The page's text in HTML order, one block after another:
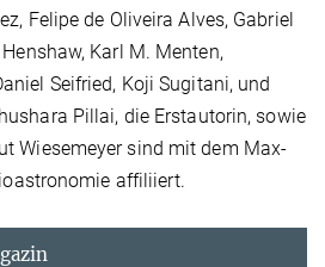
Felipe de Oliveira Alves, Gabriel
Karl M. Menten,
Seifried, Koji Sugitani, und
Pillai, die Erstautorin, sowie
Wiesemeyer sind mit dem Max-
affiliiert.